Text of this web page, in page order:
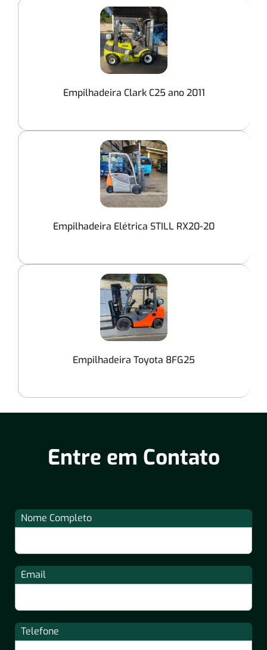
Empilhadeira Clark C25 ano 2011
Empilhadeira Elétrica STILL RX20-20
Empilhadeira Toyota 8FG25
Entre em Contato
Nome Completo
Email
Telefone